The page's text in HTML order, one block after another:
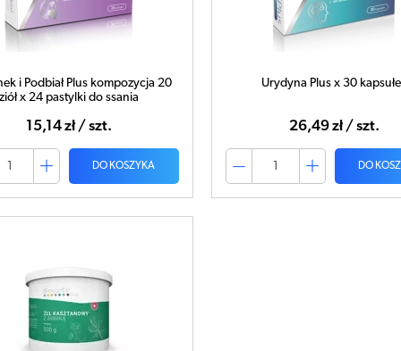
i Podbiał Plus kompozycja 20
ziół x 24 pastylki do ssania
15,14 zł / szt.
DO KOSZYKA
Urydyna Plus x 30
26,49 zł / szt.
DO